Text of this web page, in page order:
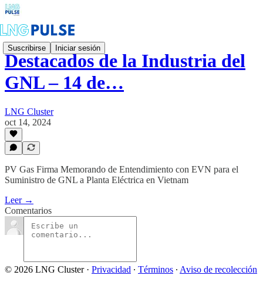
Suscribirse Iniciar sesión
Destacados de la Industria del
GNL – 14 de…
LNG Cluster
oct 14, 2024
PV Gas Firma Memorando de Entendimiento con EVN para el
Suministro de GNL a Planta Eléctrica en Vietnam
Leer →
Comentarios
© 2026 LNG Cluster· Privacidad ∙ Términos ∙ Aviso de recolección